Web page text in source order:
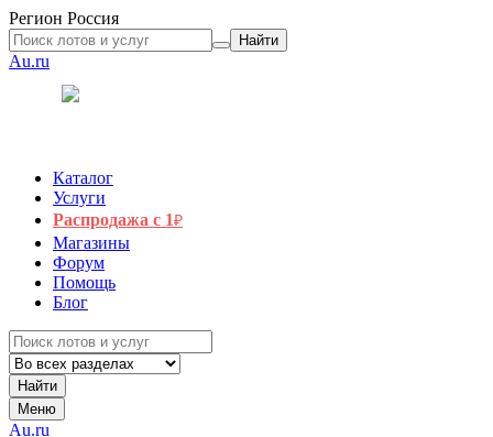
Регион Россия
Найти
Au.ru
Каталог
Услуги
Распродажа с 1₽
Магазины
Форум
Помощь
Блог
Найти
Меню
Au.ru